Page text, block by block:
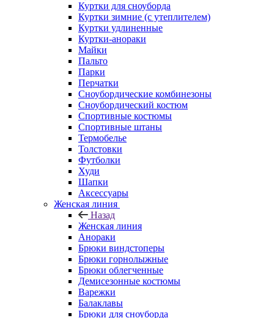
Куртки для сноуборда
Куртки зимние (с утеплителем)
Куртки удлиненные
Куртки-анораки
Майки
Пальто
Парки
Перчатки
Сноубордические комбинезоны
Сноубордический костюм
Спортивные костюмы
Спортивные штаны
Термобелье
Толстовки
Футболки
Худи
Шапки
Аксессуары
Женская линия
Назад
Женская линия
Анораки
Брюки виндстоперы
Брюки горнолыжные
Брюки облегченные
Демисезонные костюмы
Варежки
Балаклавы
Брюки для сноуборда